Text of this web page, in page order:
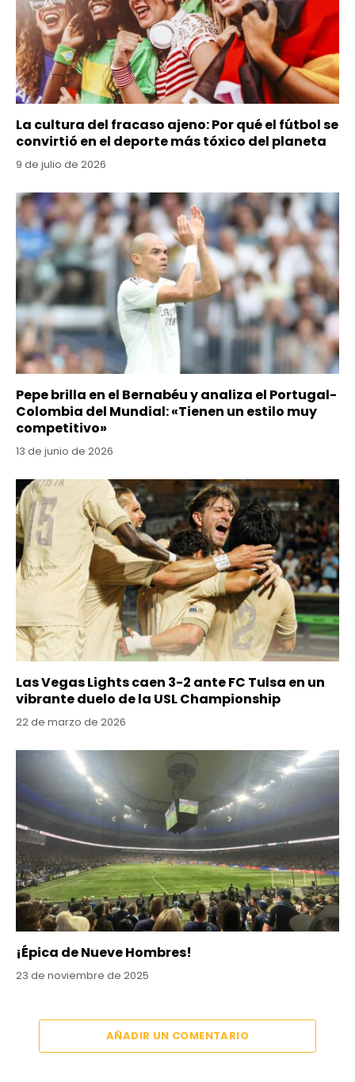
La cultura del fracaso ajeno: Por qué el fútbol se
convirtió en el deporte más tóxico del planeta
9 de julio de 2026
Pepe brilla en el Bernabéu y analiza el Portugal-
Colombia del Mundial: «Tienen un estilo muy
competitivo»
13 de junio de 2026
Las Vegas Lights caen 3-2 ante FC Tulsa en un
vibrante duelo de la USL Championship
22 de marzo de 2026
¡Épica de Nueve Hombres!
23 de noviembre de 2025
AÑADIR UN COMENTARIO